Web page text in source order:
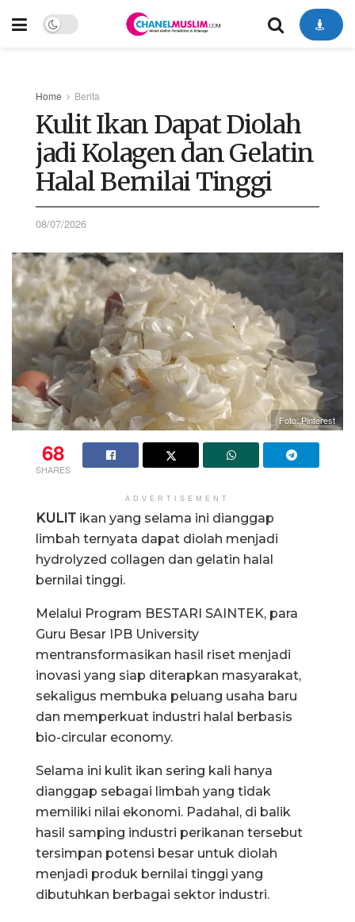
Home Berita
Kulit Ikan Dapat Diolah
jadi Kolagen dan Gelatin
Halal Bernilai Tinggi
08/07/2026
Foto: Pinterest
68
SHARES
ADVERTISEMENT
KULIT ikan yang selama ini dianggap
limbah ternyata dapat diolah menjadi
hydrolyzed collagen dan gelatin halal
bernilai tinggi.
Melalui Program BESTARI SAINTEK, para
Guru Besar IPB University
mentransformasikan hasil riset menjadi
inovasi yang siap diterapkan masyarakat,
sekaligus membuka peluang usaha baru
dan memperkuat industri halal berbasis
bio-circular economy.
Selama ini kulit ikan sering kali hanya
dianggap sebagai limbah yang tidak
memiliki nilai ekonomi. Padahal, di balik
hasil samping industri perikanan tersebut
tersimpan potensi besar untuk diolah
menjadi produk bernilai tinggi yang
dibutuhkan berbagai sektor industri.